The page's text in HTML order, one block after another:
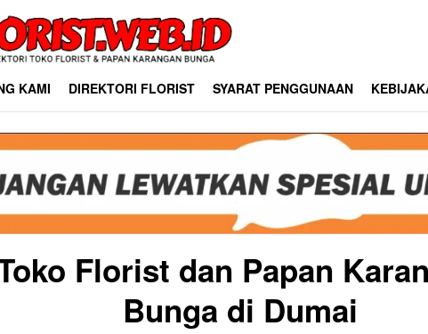
KAMI DIREKTORI FLORIST SYARAT PENGGUNAAN
Florist dan Papan
Bunga di Dumai